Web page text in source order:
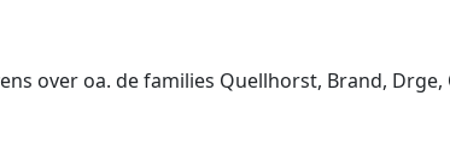
over oa. de families Quellhorst, Brand,